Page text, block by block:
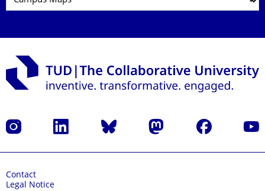
Instagram LinkedIn Bluesky Mastodon Facebook
Contact
Legal Notice